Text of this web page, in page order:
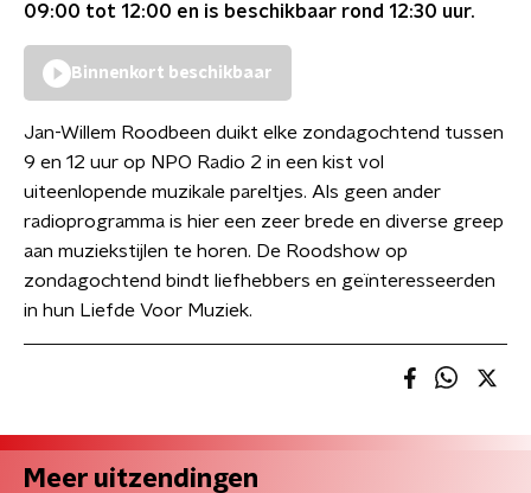
09:00 tot 12:00 en is beschikbaar rond 12:30 uur.
Binnenkort beschikbaar
Jan-Willem Roodbeen duikt elke zondagochtend tussen
9 en 12 uur op NPO Radio 2 in een kist vol
uiteenlopende muzikale pareltjes. Als geen ander
radioprogramma is hier een zeer brede en diverse greep
aan muziekstijlen te horen. De Roodshow op
zondagochtend bindt liefhebbers en geïnteresseerden
in hun Liefde Voor Muziek.
Meer uitzendingen